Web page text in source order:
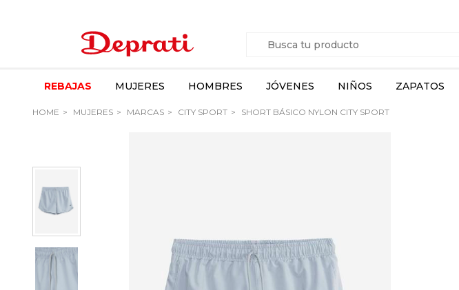
REBAJAS MUJERES HOMBRES JÓVENES NIÑOS ZAPATOS
HOME MUJERES MARCAS CITY SPORT SHORT BÁSICO NYLON CITY SPORT